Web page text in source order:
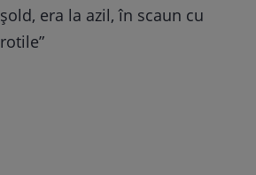
șold, era la azil, în scaun cu
rotile”